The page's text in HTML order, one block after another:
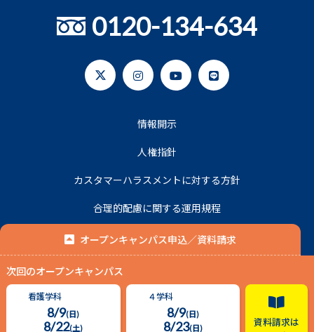
0120-134-634
情報開示
人権指針
カスタマーハラスメントに対する方針
合理的配慮に関する運用規程
プライバシーポリシー
© 2020 名古屋平成看護医療専門学校.
オープンキャンパス申込／資料請求
次回のオープンキャンパス
看護学科
8/9(日)
8/22(土)
４学科
8/9(日)
8/23(日)
資料請求は